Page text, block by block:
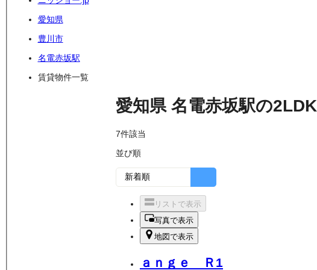
愛知県
豊川市
名電赤坂駅
賃貸物件一覧
愛知県 名電赤坂駅の2LDK
7件該当
並び順
リストで表示
写真で表示
地図で表示
ａｎｇｅ Ｒ1